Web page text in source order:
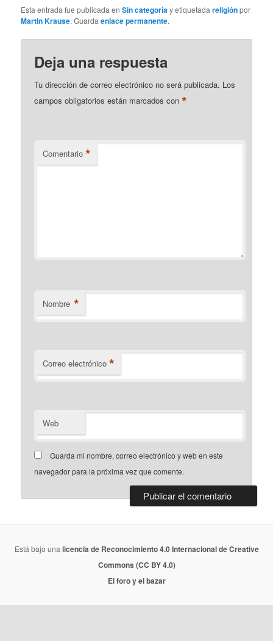
Esta entrada fue publicada enSin categoríay etiquetadareligiónpor
Martin Krause. Guardaenlace permanente.
Deja una respuesta
Tu dirección de correo electrónico no será publicada. Los
campos obligatorios están marcados con*
Comentario *
Nombre *
Correo electrónico *
Web
Guarda mi nombre, correo electrónico y web en este
navegador para la próxima vez que comente.
Está bajo unalicencia de Reconocimiento 4.0 Internacional de Creative
Commons (CC BY 4.0)
El foro y el bazar